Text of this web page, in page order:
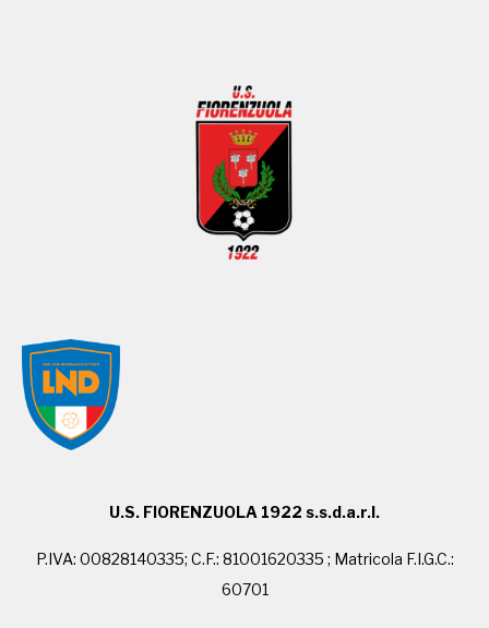
U.S. FIORENZUOLA 1922 s.s.d.a.r.l.
P.IVA: 00828140335; C.F.: 81001620335 ; Matricola F.I.G.C.:
60701